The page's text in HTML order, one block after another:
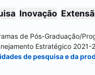
Inovação
de Pós-Graduação/
Estratégico 2021-
de pesquisa e da